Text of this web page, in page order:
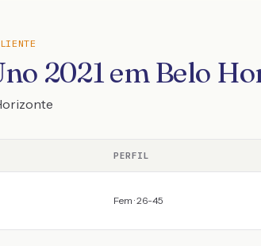
2021 em Belo
PERFIL
Fem · 26-45